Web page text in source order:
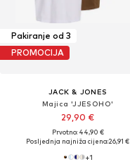
Pakiranje od 3
PROMOCIJA
JACK & JONES
Majica 'JJESOHO'
29,90 €
Prvotno: 44,90 €
Posljednja najniža cijena:26,91 €
+1